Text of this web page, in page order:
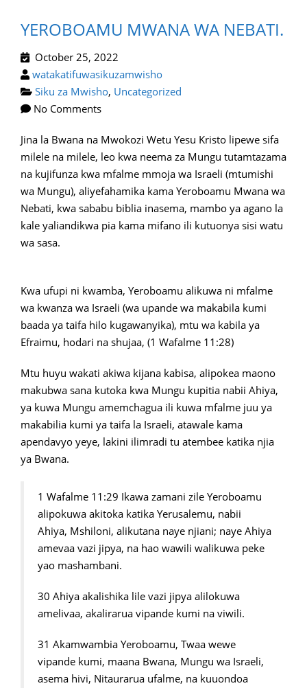
YEROBOAMU MWANA WA NEBATI.
October 25, 2022
watakatifuwasikuzamwisho
Siku za Mwisho, Uncategorized
No Comments
Jina la Bwana na Mwokozi Wetu Yesu Kristo lipewe sifa
milele na milele, leo kwa neema za Mungu tutamtazama
na kujifunza kwa mfalme mmoja wa Israeli (mtumishi
wa Mungu), aliyefahamika kama Yeroboamu Mwana wa
Nebati, kwa sababu biblia inasema, mambo ya agano la
kale yaliandikwa pia kama mifano ili kutuonya sisi watu
wa sasa.
Kwa ufupi ni kwamba, Yeroboamu alikuwa ni mfalme
wa kwanza wa Israeli (wa upande wa makabila kumi
baada ya taifa hilo kugawanyika), mtu wa kabila ya
Efraimu, hodari na shujaa, (1 Wafalme 11:28)
Mtu huyu wakati akiwa kijana kabisa, alipokea maono
makubwa sana kutoka kwa Mungu kupitia nabii Ahiya,
ya kuwa Mungu amemchagua ili kuwa mfalme juu ya
makabilia kumi ya taifa la Israeli, atawale kama
apendavyo yeye, lakini ilimradi tu atembee katika njia
ya Bwana.
1 Wafalme 11:29 Ikawa zamani zile Yeroboamu
alipokuwa akitoka katika Yerusalemu, nabii
Ahiya, Mshiloni, alikutana naye njiani; naye Ahiya
amevaa vazi jipya, na hao wawili walikuwa peke
yao mashambani.
30 Ahiya akalishika lile vazi jipya alilokuwa
amelivaa, akalirarua vipande kumi na viwili.
31 Akamwambia Yeroboamu, Twaa wewe
vipande kumi, maana Bwana, Mungu wa Israeli,
asema hivi, Nitaurarua ufalme, na kuuondoa